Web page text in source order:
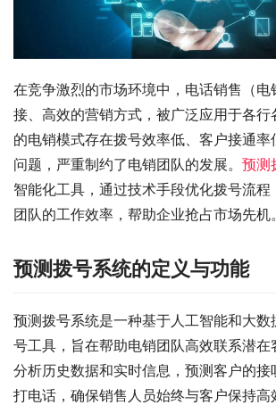
在竞争激烈的市场环境中，电话销售（电
接、高效的营销方式，被广泛应用于各
的电销模式存在拨号效率低、客户接通
问题，严重制约了电销团队的发展。 预测
智能化工具，通过技术手段优化拨号流程
团队的工作效率，帮助企业抢占市场先机。
预测拨号系统的定义与功能
预测拨号系统是一种基于人工智能和大
号工具，旨在帮助电销团队高效联系潜在
分析历史数据和实时信息，预测客户的
打电话，确保销售人员始终与客户保持高